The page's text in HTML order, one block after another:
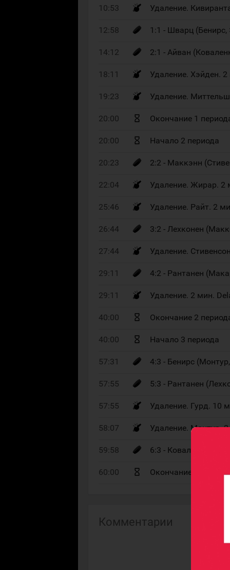
10:53 Удаление.
12:58 1:1 - Шварц (Бенирс,
14:12 2:1 - Айван
18:11 Удаление. Хэйден.
19:23 Удаление.
20:00 Окончание 1
20:00 Начало 2 периода
20:23 2:2 - Маккэнн
22:04 Удаление. Жирар. 2
25:46 Удаление. Райт. 2
26:44 3:2 - Лехконен
27:44 Удаление.
29:11 4:2 - Рантанен
29:11 Удаление. 2 мин.
40:00 Окончание 2
40:00 Начало 3 периода
57:31 4:3 - Бенирс
57:55 5:3 - Рантанен
57:55 Удаление. Гурд. 10
58:07 Удаление. Монтур.
59:58 6:3 - Коваленко
60:00 Окончание 3
Комментарии